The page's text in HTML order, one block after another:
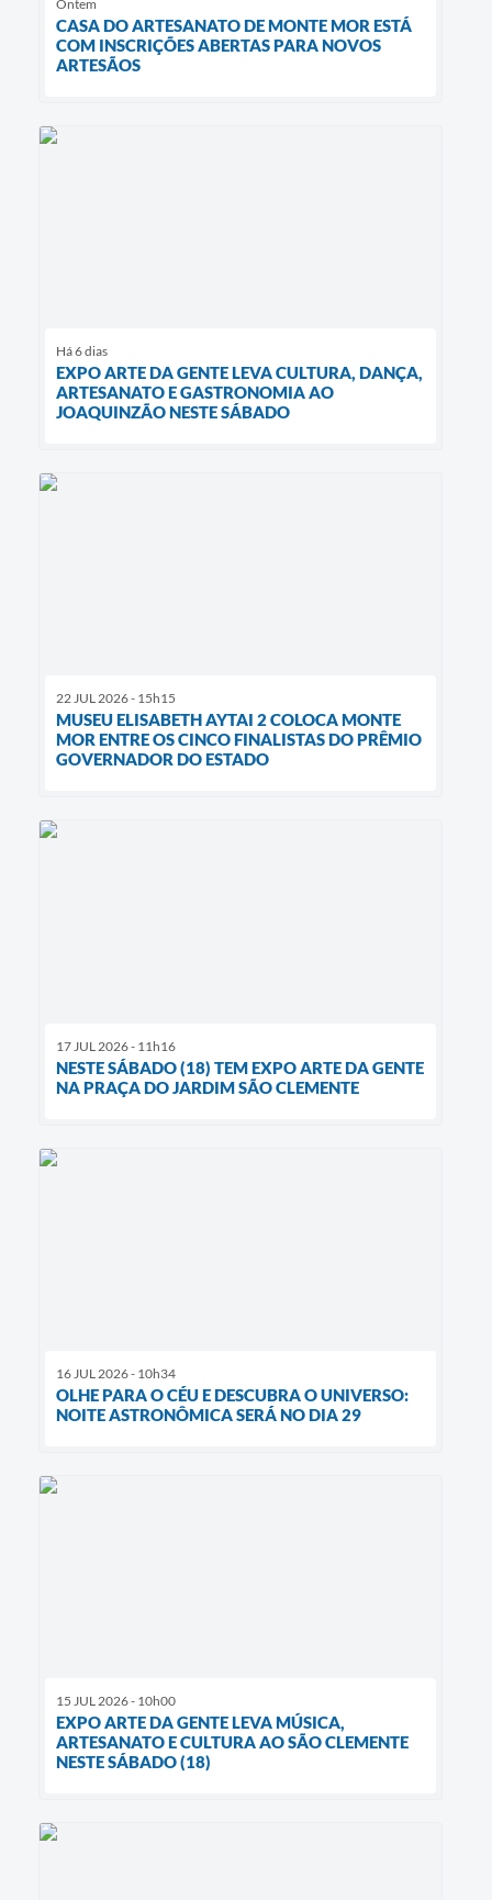
Ontem
CASA DO ARTESANATO DE MONTE MOR ESTÁ
COM INSCRIÇÕES ABERTAS PARA NOVOS
ARTESÃOS
Há 6 dias
EXPO ARTE DA GENTE LEVA CULTURA, DANÇA,
ARTESANATO E GASTRONOMIA AO
JOAQUINZÃO NESTE SÁBADO
22 JUL 2026 - 15h15
MUSEU ELISABETH AYTAI 2 COLOCA MONTE
MOR ENTRE OS CINCO FINALISTAS DO PRÊMIO
GOVERNADOR DO ESTADO
17 JUL 2026 - 11h16
NESTE SÁBADO (18) TEM EXPO ARTE DA GENTE
NA PRAÇA DO JARDIM SÃO CLEMENTE
16 JUL 2026 - 10h34
OLHE PARA O CÉU E DESCUBRA O UNIVERSO:
NOITE ASTRONÔMICA SERÁ NO DIA 29
15 JUL 2026 - 10h00
EXPO ARTE DA GENTE LEVA MÚSICA,
ARTESANATO E CULTURA AO SÃO CLEMENTE
NESTE SÁBADO (18)